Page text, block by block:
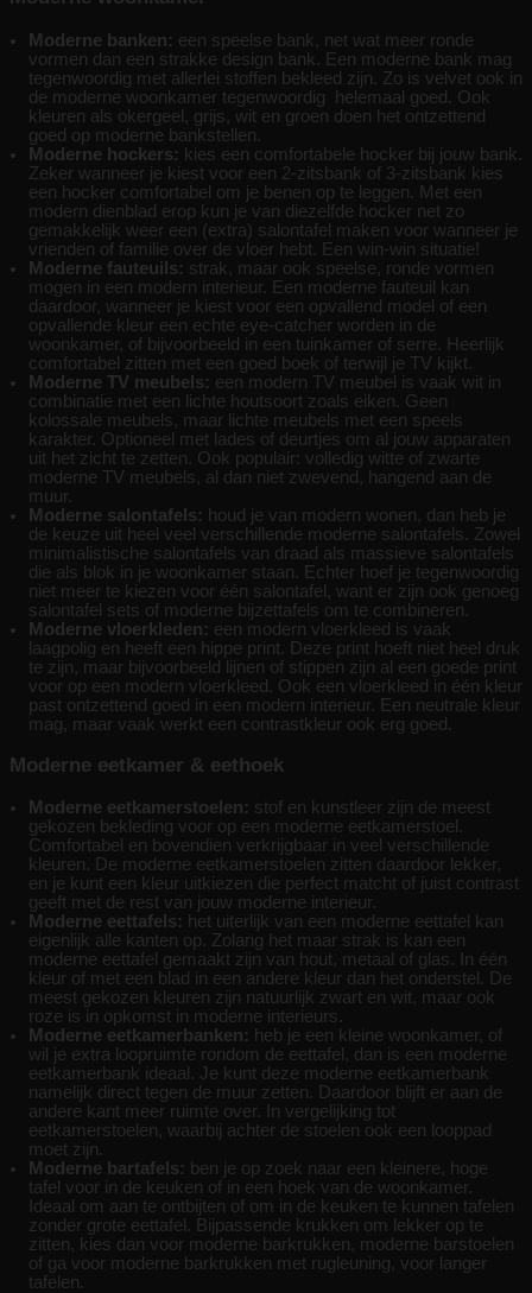
Moderne banken: een speelse bank, net wat meer ronde
vormen dan een strakke design bank. Een moderne bank mag
tegenwoordig met allerlei stoffen bekleed zijn. Zo is velvet ook in
de moderne woonkamer tegenwoordig helemaal goed. Ook
kleuren als okergeel, grijs, wit en groen doen het ontzettend
goed op moderne bankstellen.
Moderne hockers: kies een comfortabele hocker bij jouw bank.
Zeker wanneer je kiest voor een 2-zitsbank of 3-zitsbank kies
een hocker comfortabel om je benen op te leggen. Met een
modern dienblad erop kun je van diezelfde hocker net zo
gemakkelijk weer een (extra) salontafel maken voor wanneer je
vrienden of familie over de vloer hebt. Een win-win situatie!
Moderne fauteuils: strak, maar ook speelse, ronde vormen
mogen in een modern interieur. Een moderne fauteuil kan
daardoor, wanneer je kiest voor een opvallend model of een
opvallende kleur een echte eye-catcher worden in de
woonkamer, of bijvoorbeeld in een tuinkamer of serre. Heerlijk
comfortabel zitten met een goed boek of terwijl je TV kijkt.
Moderne TV meubels: een modern TV meubel is vaak wit in
combinatie met een lichte houtsoort zoals eiken. Geen
kolossale meubels, maar lichte meubels met een speels
karakter. Optioneel met lades of deurtjes om al jouw apparaten
uit het zicht te zetten. Ook populair: volledig witte of zwarte
moderne TV meubels, al dan niet zwevend, hangend aan de
muur.
Moderne salontafels: houd je van modern wonen, dan heb je
de keuze uit heel veel verschillende moderne salontafels. Zowel
minimalistische salontafels van draad als massieve salontafels
die als blok in je woonkamer staan. Echter hoef je tegenwoordig
niet meer te kiezen voor één salontafel, want er zijn ook genoeg
salontafel sets of moderne bijzettafels om te combineren.
Moderne vloerkleden: een modern vloerkleed is vaak
laagpolig en heeft een hippe print. Deze print hoeft niet heel druk
te zijn, maar bijvoorbeeld lijnen of stippen zijn al een goede print
voor op een modern vloerkleed. Ook een vloerkleed in één kleur
past ontzettend goed in een modern interieur. Een neutrale kleur
mag, maar vaak werkt een contrastkleur ook erg goed.
Moderne eetkamer & eethoek
Moderne eetkamerstoelen: stof en kunstleer zijn de meest
gekozen bekleding voor op een moderne eetkamerstoel.
Comfortabel en bovendien verkrijgbaar in veel verschillende
kleuren. De moderne eetkamerstoelen zitten daardoor lekker,
en je kunt een kleur uitkiezen die perfect matcht of juist contrast
geeft met de rest van jouw moderne interieur.
Moderne eettafels: het uiterlijk van een moderne eettafel kan
eigenlijk alle kanten op. Zolang het maar strak is kan een
moderne eettafel gemaakt zijn van hout, metaal of glas. In één
kleur of met een blad in een andere kleur dan het onderstel. De
meest gekozen kleuren zijn natuurlijk zwart en wit, maar ook
roze is in opkomst in moderne interieurs.
Moderne eetkamerbanken: heb je een kleine woonkamer, of
wil je extra loopruimte rondom de eettafel, dan is een moderne
eetkamerbank ideaal. Je kunt deze moderne eetkamerbank
namelijk direct tegen de muur zetten. Daardoor blijft er aan de
andere kant meer ruimte over. In vergelijking tot
eetkamerstoelen, waarbij achter de stoelen ook een looppad
moet zijn.
Moderne bartafels: ben je op zoek naar een kleinere, hoge
tafel voor in de keuken of in een hoek van de woonkamer.
Ideaal om aan te ontbijten of om in de keuken te kunnen tafelen
zonder grote eettafel. Bijpassende krukken om lekker op te
zitten, kies dan voor moderne barkrukken, moderne barstoelen
of ga voor moderne barkrukken met rugleuning, voor langer
tafelen.